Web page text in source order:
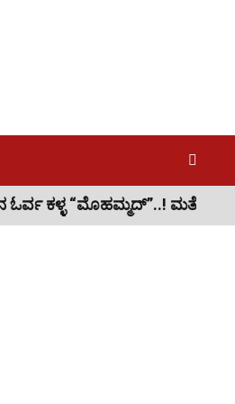
ಮತ್ತೋರ್ವ ಪರಾರಿ, “ಥ್ಯಾಂಕ್ಯೂ